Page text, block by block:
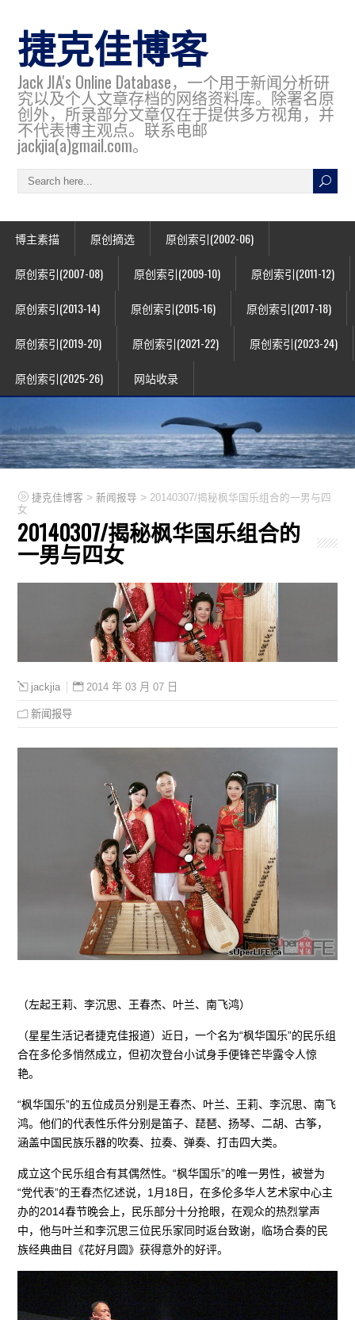
捷克佳博客
Jack JIA's Online Database，一个用于新闻分析研
究以及个人文章存档的网络资料库。除署名原
创外，所录部分文章仅在于提供多方视角，并
不代表博主观点。联系电邮
jackjia(a)gmail.com。
博主素描 原创摘选 原创索引(2002-06)
原创索引(2007-08) 原创索引(2009-10) 原创索引(2011-12)
原创索引(2013-14) 原创索引(2015-16) 原创索引(2017-18)
原创索引(2019-20) 原创索引(2021-22) 原创索引(2023-24)
原创索引(2025-26) 网站收录
捷克佳博客 >新闻报导 > 20140307/揭秘枫华国乐组合的一男与四
女
20140307/揭秘枫华国乐组合的
一男与四女
jackjia 2014 年 03 月 07 日
新闻报导
（左起王莉、李沉思、王春杰、叶兰、南飞鸿）
（星星生活记者捷克佳报道）近日，一个名为“枫华国乐”的民乐组
合在多伦多悄然成立，但初次登台小试身手便锋芒毕露令人惊
艳。
“枫华国乐”的五位成员分别是王春杰、叶兰、王莉、李沉思、南飞
鸿。他们的代表性乐件分别是笛子、琵琶、扬琴、二胡、古筝，
涵盖中国民族乐器的吹奏、拉奏、弹奏、打击四大类。
成立这个民乐组合有其偶然性。“枫华国乐”的唯一男性，被誉为
“党代表”的王春杰忆述说，1月18日，在多伦多华人艺术家中心主
办的2014春节晚会上，民乐部分十分抢眼，在观众的热烈掌声
中，他与叶兰和李沉思三位民乐家同时返台致谢，临场合奏的民
族经典曲目《花好月圆》获得意外的好评。